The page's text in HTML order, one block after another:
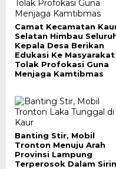
Camat Kecamatan
Selatan Himbau
Kepala Desa Berikan
Edukasi Ke Masyarakat
Tolak Profokasi Guna
Menjaga Kamtibmas
Banting Stir, Mobil
Tronton Menuju Arah
Provinsi Lampung
Terperosok Dalam